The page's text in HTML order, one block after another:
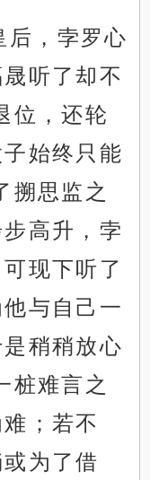
后，孛罗心
听了却不
位，还轮
始终只能
搠思监之
高升，孛
现下听了
与自己一
稍稍放心
桩难言之
；若不
为了借